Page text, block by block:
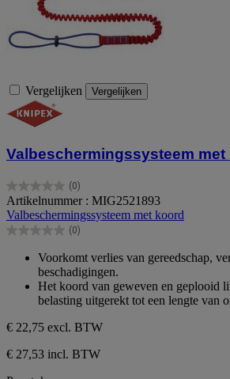
Vergelijken Vergelijken
Valbeschermingssysteem met
(0)
0.0
van
de
5
Artikelnummer : MIG2521893
Valbeschermingssysteem met koord
(0)
0.0
sterren.
Voorkomt verlies van gereedschap,
beschadigingen.
Het koord van geweven en geplooid
belasting uitgerekt tot een lengte van
€ 22,75 excl. BTW
€ 27,53 incl. BTW